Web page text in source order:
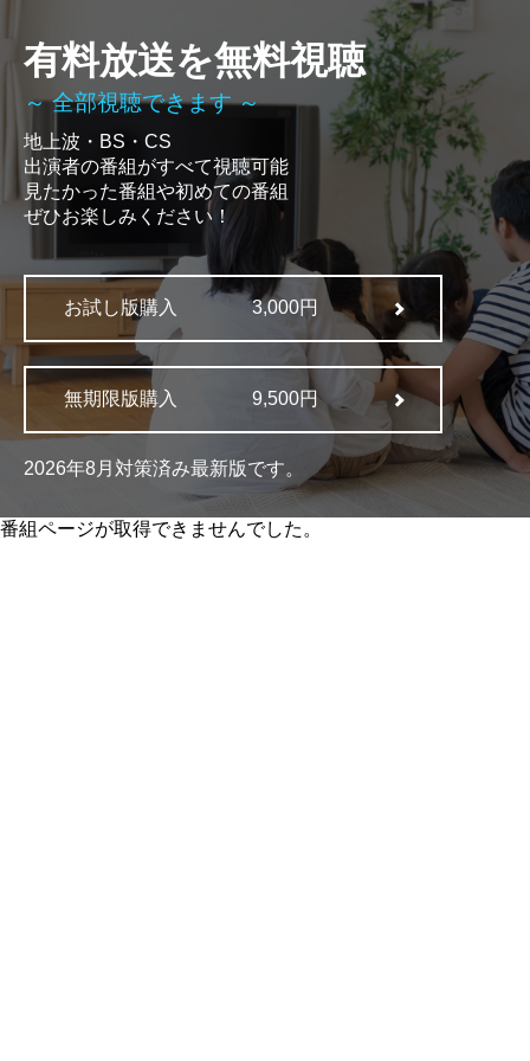
有料放送を無料視聴
～ 全部視聴できます ～
地上波・BS・CS
出演者の番組がすべて視聴可能
見たかった番組や初めての番組
ぜひお楽しみください！
お試し版購入 3,000円
無期限版購入 9,500円
2026年8月対策済み最新版です。
番組ページが取得できませんでした。